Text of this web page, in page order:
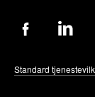
Standard